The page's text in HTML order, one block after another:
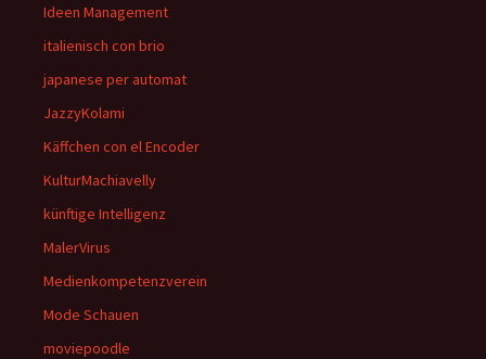
Ideen Management
italienisch con brio
japanese per automat
JazzyKolami
Käffchen con el Encoder
KulturMachiavelly
künftige Intelligenz
MalerVirus
Medienkompetenzverein
Mode Schauen
moviepoodle